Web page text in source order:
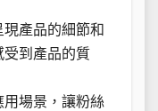
現產品的細節和
受到產品的質
用場景，讓粉絲